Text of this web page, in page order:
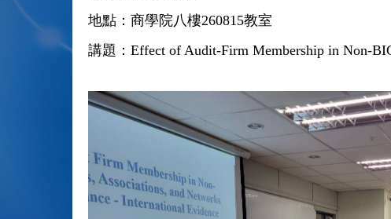
地點：商學院八樓260815教室
講題： Effect of Audit-Firm Membership in Non-